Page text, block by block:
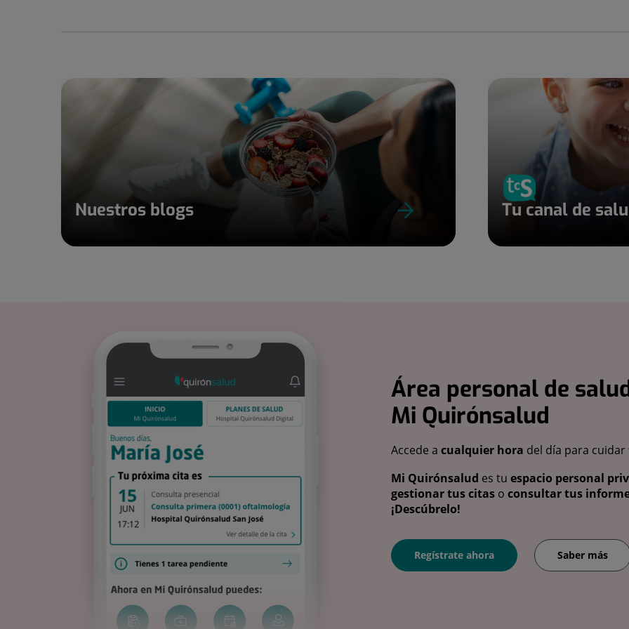
Nuestros blogs Tu canal de
Área personal de
Mi Quirónsalud
Accede a cualquier hora del día para cuidar
Mi Quirónsalud es tu espacio personal
gestionar tus citas o consultar tus
¡Descúbrelo!
Regístrate ahora Saber más